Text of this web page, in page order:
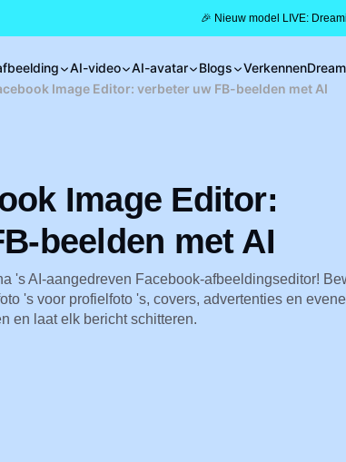
🎉 Nieuw model LIVE:
AI-video AI-avatar Blogs Verkennen
Image Editor: verbeter uw FB-beelden met AI
Image Editor:
beelden met AI
's AI-aangedreven Facebook-afbeeldingseditor!
's voor profielfoto 's, covers, advertenties en
en laat elk bericht schitteren.